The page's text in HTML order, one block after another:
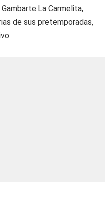
Carmelita,
de sus pretemporadas,